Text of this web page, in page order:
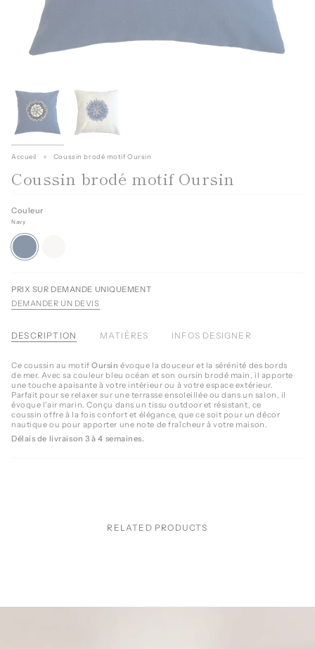
Accueil Coussin brodé motif Oursin
Coussin brodé motif Oursin
Couleur
Navy
Navy
PRIX SUR DEMANDE UNIQUEMENT
DEMANDER UN DEVIS
DESCRIPTION MATIÈRES INFOS DESIGNER
Ce coussin au motifOursin évoque la douceur et la sérénité des bords
de mer. Avec sa couleur bleu océan et son oursin brodé main, il apporte
une touche apaisante à votre intérieur ou à votre espace extérieur.
Parfait pour se relaxer sur une terrasse ensoleillée ou dans un salon, il
évoque l'air marin. Conçu dans un tissu outdoor et résistant, ce
coussin offre à la fois confort et élégance, que ce soit pour un décor
nautique ou pour apporter une note de fraîcheur à votre maison.
Délais de livraison 3 à 4 semaines.
RELATED PRODUCTS